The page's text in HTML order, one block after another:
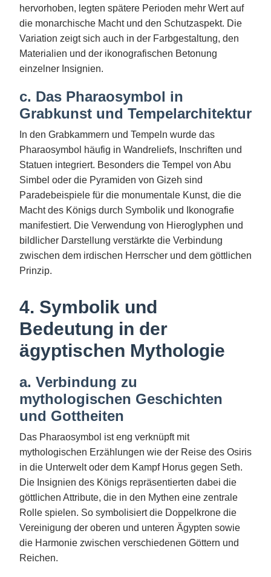
hervorhoben, legten spätere Perioden mehr Wert auf
die monarchische Macht und den Schutzaspekt. Die
Variation zeigt sich auch in der Farbgestaltung, den
Materialien und der ikonografischen Betonung
einzelner Insignien.
c. Das Pharaosymbol in
Grabkunst und Tempelarchitektur
In den Grabkammern und Tempeln wurde das
Pharaosymbol häufig in Wandreliefs, Inschriften und
Statuen integriert. Besonders die Tempel von Abu
Simbel oder die Pyramiden von Gizeh sind
Paradebeispiele für die monumentale Kunst, die die
Macht des Königs durch Symbolik und Ikonografie
manifestiert. Die Verwendung von Hieroglyphen und
bildlicher Darstellung verstärkte die Verbindung
zwischen dem irdischen Herrscher und dem göttlichen
Prinzip.
4. Symbolik und
Bedeutung in der
ägyptischen Mythologie
a. Verbindung zu
mythologischen Geschichten
und Gottheiten
Das Pharaosymbol ist eng verknüpft mit
mythologischen Erzählungen wie der Reise des Osiris
in die Unterwelt oder dem Kampf Horus gegen Seth.
Die Insignien des Königs repräsentierten dabei die
göttlichen Attribute, die in den Mythen eine zentrale
Rolle spielen. So symbolisiert die Doppelkrone die
Vereinigung der oberen und unteren Ägypten sowie
die Harmonie zwischen verschiedenen Göttern und
Reichen.